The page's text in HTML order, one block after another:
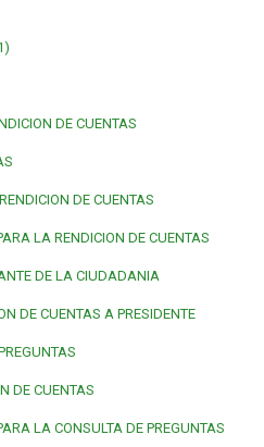
DE CUENTAS
DE CUENTAS
LA RENDICION DE CUENTAS
DE LA CIUDADANIA
DE CUENTAS A PRESIDENTE
DE CUENTAS
LA CONSULTA DE PREGUNTAS